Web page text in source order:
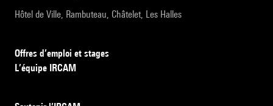
Hôtel de Ville, Rambuteau, Châtelet, Les Halles
Offres d’emploi et stages
L’équipe IRCAM